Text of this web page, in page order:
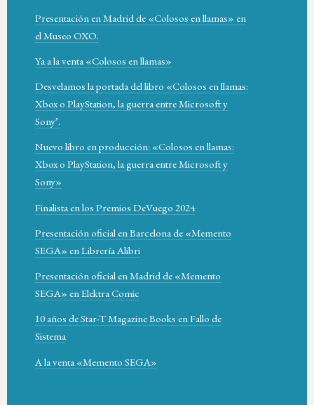
Presentación en Madrid de «Colosos en llamas» en
el Museo OXO.
Ya a la venta «Colosos en llamas»
Desvelamos la portada del libro «Colosos en llamas:
Xbox o PlayStation, la guerra entre Microsoft y
Sony’.
Nuevo libro en producción: «Colosos en llamas:
Xbox o PlayStation, la guerra entre Microsoft y
Sony»
Finalista en los Premios DeVuego 2024
Presentación oficial en Barcelona de «Memento
SEGA» en Librería Alibri
Presentación oficial en Madrid de «Memento
SEGA» en Elektra Comic
10 años de Star-T Magazine Books en Fallo de
Sistema
A la venta «Memento SEGA»